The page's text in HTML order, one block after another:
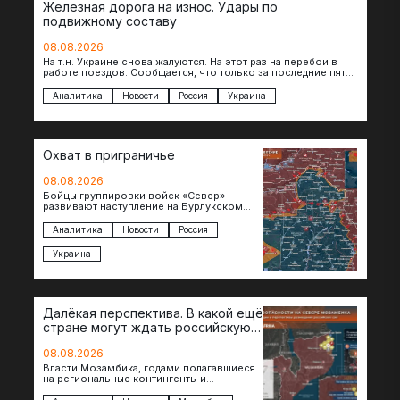
Железная дорога на износ. Удары по
подвижному составу
08.08.2026
На т.н. Украине снова жалуются. На этот раз на перебои в
работе поездов. Сообщается, что только за последние пять
Аналитика Новости Россия Украина
Охват в приграничье
08.08.2026
Бойцы группировки войск «Север»
развивают наступление на Бурлукском
теснят противника сразу на нескольких
участках, создавая угрозу охвата…
Аналитика Новости Россия
Украина
Далёкая перспектива. В какой ещё
стране могут ждать российскую
08.08.2026
Власти Мозамбика, годами полагавшиеся
на региональные контингенты и